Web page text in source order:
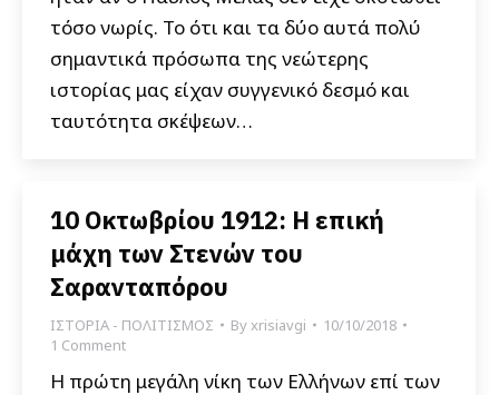
τόσο νωρίς. Το ότι και τα δύο αυτά πολύ
σημαντικά πρόσωπα της νεώτερης
ιστορίας μας είχαν συγγενικό δεσμό και
ταυτότητα σκέψεων…
10 Οκτωβρίου 1912: Η επική
μάχη των Στενών του
Σαρανταπόρου
ΙΣΤΟΡΙΑ - ΠΟΛΙΤΙΣΜΟΣ Byxrisiavgi
10/10/2018
1 Comment
Η πρώτη μεγάλη νίκη των Ελλήνων επί των